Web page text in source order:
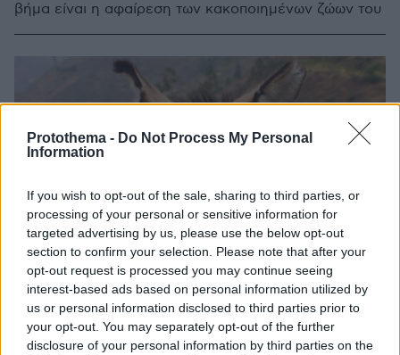
Protothema - Do Not Process My Personal
Information
If you wish to opt-out of the sale, sharing to third parties, or
processing of your personal or sensitive information for
targeted advertising by us, please use the below opt-out
section to confirm your selection. Please note that after your
opt-out request is processed you may continue seeing
interest-based ads based on personal information utilized by
us or personal information disclosed to third parties prior to
your opt-out. You may separately opt-out of the further
disclosure of your personal information by third parties on the
βήμα είναι η αφαίρεση των κακοποιημένων ζώων του